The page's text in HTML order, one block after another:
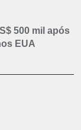
500 mil após
EUA